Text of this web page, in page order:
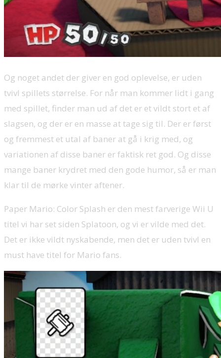
Og noget andet der giver en god oplevelse, er uden
tvivl spillets størrelse. For når man kommer lidt i gang
med spillet, finder man ud af det er et vildt stort et af
slagsen, og der er en masse at tage sig til. Der er først
og fremmest et utal af baner at gå i krig med, og
variationen af disse baner er faktisk ret god. Og disse
mange baner krydret med den gode humor, så er man
klar til de mørke vinter aftener.
Paper Mario: Color Splash er den mest farverige Wii U
titel vi har set siden Splatoon, og vi er vilde med det.
Det er ikke vildt nyskabende, men det er uden tvivl en
must have titel for Mario fans.